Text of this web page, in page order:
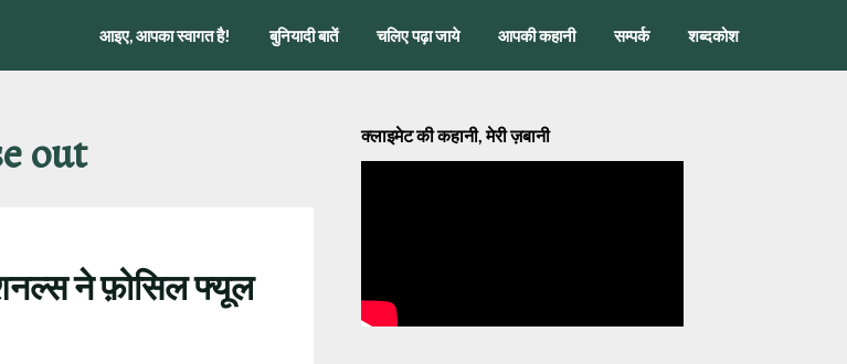
आइए, आपका स्वागत है! बुनियादी बातें चलिए पढ़ा जाये आपकी कहानी सम्पर्क शब्दकोश
out
ने फ़ोसिल फ्यूल
क्लाइमेट की कहानी, मेरी ज़बानी